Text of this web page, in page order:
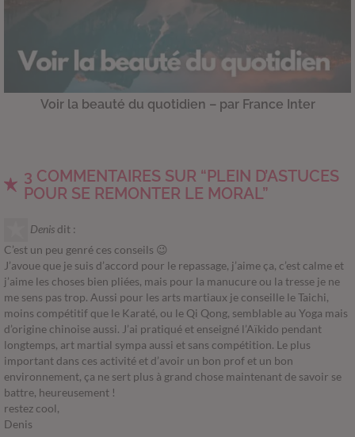
Voir la beauté du quotidien – par France Inter
3 COMMENTAIRES SUR “PLEIN D’ASTUCES
POUR SE REMONTER LE MORAL”
Denis dit :
C’est un peu genré ces conseils 😉
J’avoue que je suis d’accord pour le repassage, j’aime ça, c’est calme et
j’aime les choses bien pliées, mais pour la manucure ou la tresse je ne
me sens pas trop. Aussi pour les arts martiaux je conseille le Taichi,
moins compétitif que le Karaté, ou le Qi Qong, semblable au Yoga mais
d’origine chinoise aussi. J’ai pratiqué et enseigné l’Aïkido pendant
longtemps, art martial sympa aussi et sans compétition. Le plus
important dans ces activité et d’avoir un bon prof et un bon
environnement, ça ne sert plus à grand chose maintenant de savoir se
battre, heureusement !
restez cool,
Denis